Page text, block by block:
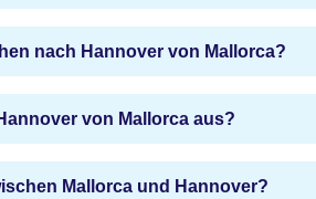
nach Hannover von Mallorca?
von Mallorca aus?
Mallorca und Hannover?